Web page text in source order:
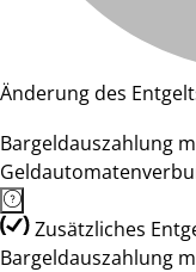
Änderung des
Bargeldauszahlung
Zusätzliches
Bargeldauszahlung